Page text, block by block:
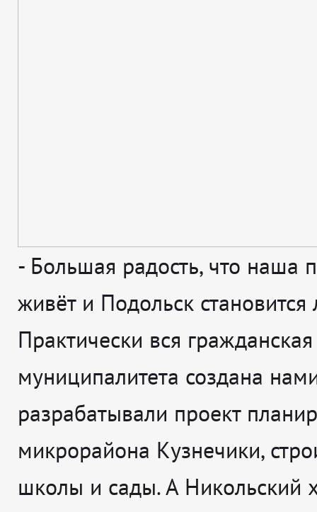
- Большая радость, что наша
живёт и Подольск становится
Практически вся
муниципалитета создана
разрабатывали проект
микрорайона Кузнечики,
школы и сады. А Никольский